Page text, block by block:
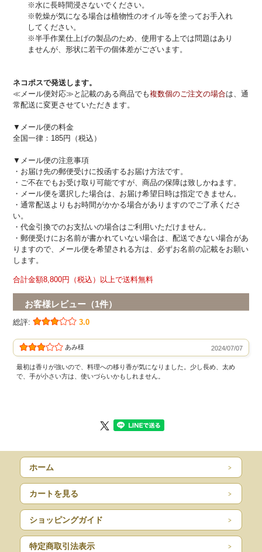
※水に長時間浸さないでください。
※乾燥が気になる場合は植物性のオイル等を塗ってお手入れ
してください。
※半手作業仕上げの製品のため、使用する上では問題はあり
ませんが、形状に若干の個体差がございます。
ネコポスで発送します。
≪メール便対応≫と記載のある商品でも複数個のご注文の場合は、通
常配送に変更させていただきます。
▼メール便の料金
全国一律：185円（税込）
▼メール便の注意事項
・お届け先の郵便受けに投函するお届け方法です。
・ご不在でもお受け取り可能ですが、商品の保障は致しかねます。
・メール便を選択した場合は、お届け希望日時は指定できません。
・通常配送よりもお時間がかかる場合がありますのでご了承くださ
い。
・代金引換でのお支払いの場合はご利用いただけません。
・郵便受けにお名前が書かれていない場合は、配送できない場合があ
りますので、メール便を希望される方は、必ずお名前の記載をお願い
します。
合計金額8,800円（税込）以上で送料無料
お客様レビュー（1件）
総評: 3.0
あみ様 2024/07/07
最初は香りが強いので、料理への移り香が気になりました。少し長め、太め
で、手が小さい方は、使いづらいかもしれません。
ホーム
カートを見る
ショッピングガイド
特定商取引法表示